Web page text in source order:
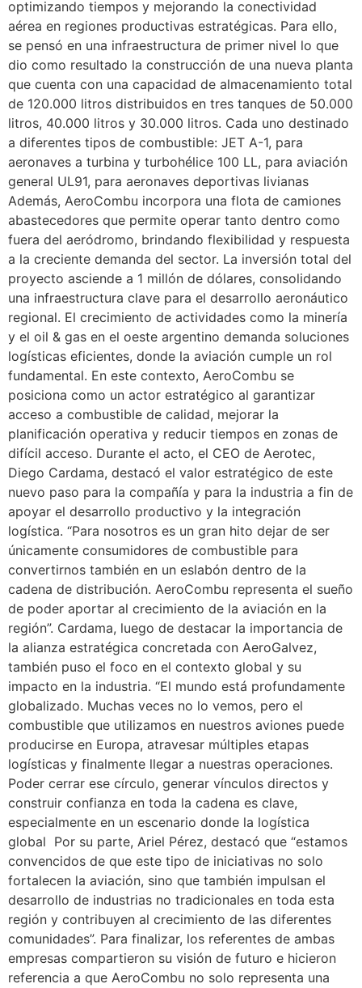
optimizando tiempos y mejorando la conectividad
aérea en regiones productivas estratégicas. Para ello,
se pensó en una infraestructura de primer nivel lo que
dio como resultado la construcción de una nueva planta
que cuenta con una capacidad de almacenamiento total
de 120.000 litros distribuidos en tres tanques de 50.000
litros, 40.000 litros y 30.000 litros. Cada uno destinado
a diferentes tipos de combustible: JET A-1, para
aeronaves a turbina y turbohélice 100 LL, para aviación
general UL91, para aeronaves deportivas livianas
Además, AeroCombu incorpora una flota de camiones
abastecedores que permite operar tanto dentro como
fuera del aeródromo, brindando flexibilidad y respuesta
a la creciente demanda del sector. La inversión total del
proyecto asciende a 1 millón de dólares, consolidando
una infraestructura clave para el desarrollo aeronáutico
regional. El crecimiento de actividades como la minería
y el oil & gas en el oeste argentino demanda soluciones
logísticas eficientes, donde la aviación cumple un rol
fundamental. En este contexto, AeroCombu se
posiciona como un actor estratégico al garantizar
acceso a combustible de calidad, mejorar la
planificación operativa y reducir tiempos en zonas de
difícil acceso. Durante el acto, el CEO de Aerotec,
Diego Cardama, destacó el valor estratégico de este
nuevo paso para la compañía y para la industria a fin de
apoyar el desarrollo productivo y la integración
logística. “Para nosotros es un gran hito dejar de ser
únicamente consumidores de combustible para
convertirnos también en un eslabón dentro de la
cadena de distribución. AeroCombu representa el sueño
de poder aportar al crecimiento de la aviación en la
región”. Cardama, luego de destacar la importancia de
la alianza estratégica concretada con AeroGalvez,
también puso el foco en el contexto global y su
impacto en la industria. “El mundo está profundamente
globalizado. Muchas veces no lo vemos, pero el
combustible que utilizamos en nuestros aviones puede
producirse en Europa, atravesar múltiples etapas
logísticas y finalmente llegar a nuestras operaciones.
Poder cerrar ese círculo, generar vínculos directos y
construir confianza en toda la cadena es clave,
especialmente en un escenario donde la logística
global Por su parte, Ariel Pérez, destacó que “estamos
convencidos de que este tipo de iniciativas no solo
fortalecen la aviación, sino que también impulsan el
desarrollo de industrias no tradicionales en toda esta
región y contribuyen al crecimiento de las diferentes
comunidades”. Para finalizar, los referentes de ambas
empresas compartieron su visión de futuro e hicieron
referencia a que AeroCombu no solo representa una